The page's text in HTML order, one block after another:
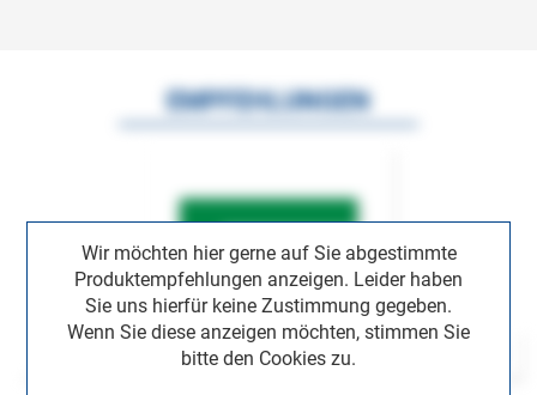
Wir möchten hier gerne auf Sie abgestimmte
Produktempfehlungen anzeigen. Leider haben
Sie uns hierfür keine Zustimmung gegeben.
Wenn Sie diese anzeigen möchten, stimmen Sie
bitte den Cookies zu.
EMPFEHLUNGEN